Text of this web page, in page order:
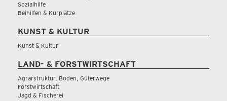
Sozialhilfe
Beihilfen & Kurplätze
KUNST & KULTUR
Kunst & Kultur
LAND- & FORSTWIRTSCHAFT
Agrarstruktur, Boden, Güterwege
Forstwirtschaft
Jagd & Fischerei